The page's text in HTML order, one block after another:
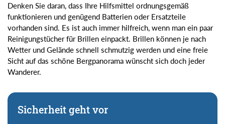
Denken Sie daran, dass Ihre Hilfsmittel ordnungsgemäß
funktionieren und genügend Batterien oder Ersatzteile
vorhanden sind. Es ist auch immer hilfreich, wenn man ein paar
Reinigungstücher für Brillen einpackt. Brillen können je nach
Wetter und Gelände schnell schmutzig werden und eine freie
Sicht auf das schöne Bergpanorama wünscht sich doch jeder
Wanderer.
Sicherheit geht vor